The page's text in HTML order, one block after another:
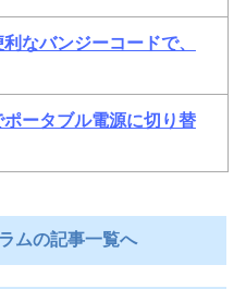
なバンジーコードで、
ータブル電源に切り替
ムの記事一覧へ